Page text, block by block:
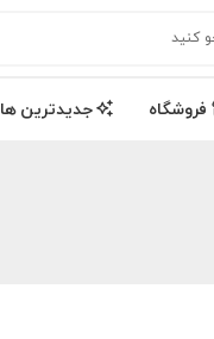
فروشگاه جدیدترین ها